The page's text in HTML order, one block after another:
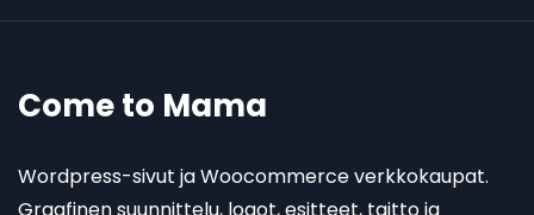
Come to Mama
Wordpress-sivut ja Woocommerce verkkokaupat.
Graafinen suunnittelu, logot, esitteet, taitto ja